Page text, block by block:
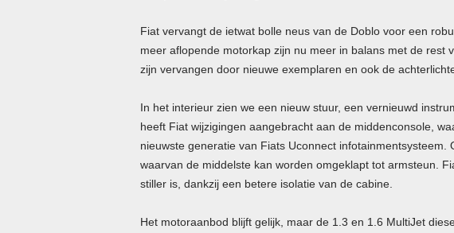
Fiat vervangt de ietwat bolle neus van de Doblo voor een
meer aflopende motorkap zijn nu meer in balans met de rest
zijn vervangen door nieuwe exemplaren en ook de
In het interieur zien we een nieuw stuur, een vernieuwd
heeft Fiat wijzigingen aangebracht aan de middenconsole,
nieuwste generatie van Fiats Uconnect infotainmentsysteem.
waarvan de middelste kan worden omgeklapt tot armsteun.
stiller is, dankzij een betere isolatie van de cabine.
Het motoraanbod blijft gelijk, maar de 1.3 en 1.6 MultiJet